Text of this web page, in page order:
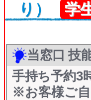
り）
学
当窓口 技
手持ち予約3
※お客様ご